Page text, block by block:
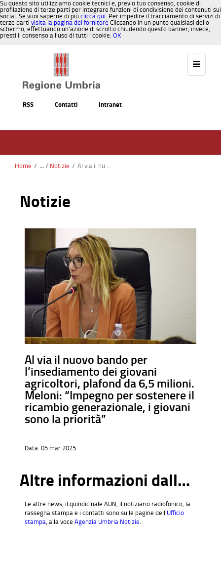
Su questo sito utilizziamo cookie tecnici e, previo tuo consenso, cookie di
profilazione di terze parti per integrare funzioni di condivisione dei contenuti sui
social. Se vuoi saperne di più clicca qui. Per impedire il tracciamento di servizi di
terze parti visita la pagina del fornitore Cliccando in un punto qualsiasi dello
schermo, effettuando un’azione di scroll o chiudendo questo banner, invece,
presti il consenso all’uso di tutti i cookie. OK
RSS Contatti Intranet
Home / Notizie / Al via il nuovo bando per l’insediamento dei giovani agricoltori, plafond da 6,5 milioni. Meloni: “Impegno per sostenere il ricambio generazionale, i giovani sono la priorità”
Notizie
Al via il nuovo bando per
l’insediamento dei giovani
agricoltori, plafond da 6,5 milioni.
Meloni: “Impegno per sostenere il
ricambio generazionale, i giovani
sono la priorità”
Data: 05 mar 2025
Altre informazioni dall'Ufficio stampa
Le altre news, il quindicinale AUN, il notiziario radiofonico, la
rassegna stampa e i contatti sono sulle pagine dell'Ufficio
stampa , alla voce Agenzia Umbria Notizie